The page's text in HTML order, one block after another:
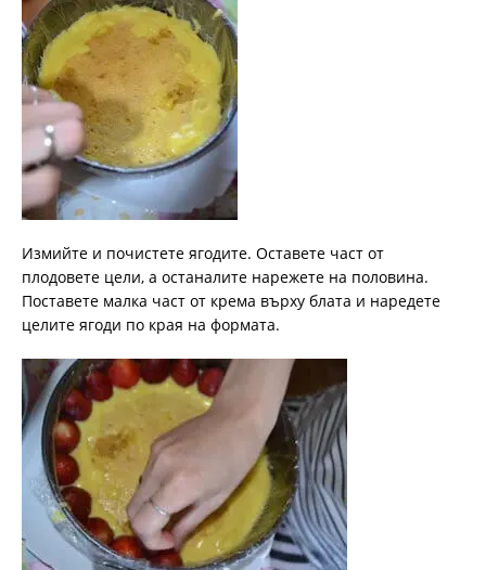
Измийте и почистете ягодите. Оставете част от
плодовете цели, а останалите нарежете на половина.
Поставете малка част от крема върху блата и наредете
целите ягоди по края на формата.